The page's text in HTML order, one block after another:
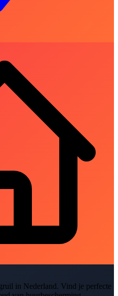
in Nederland. Vind je perfecte